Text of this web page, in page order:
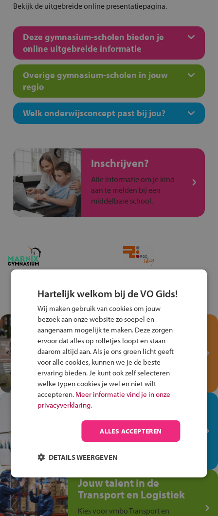
Bekijk de uitgebreide online presentatiepagina.
Deze gymnasium-scholen bieden je
online uitgebreide informatie
Overige gymnasium-scholen in jouw
regio
Welk onderwijsconcept past bij jou?
Inschrijven?
Alle informatie om je kind
aan te melden bij een
middelbare school.
Test je kennis met het
Fiets Veilig
Verkeersspel!
Speel het Fiets Veilig Verkeersspel
en win een Cortina-fiets!
In de winkel ben je op je
plek!
Ontdek via het vmbo jouw talent
op de winkelvloer, waar elke dag
anders is!
Jouw talent in de
Transport en Logistiek
Kies voor vmbo Transport en
Hartelijk welkom bij de VO Gids!
Wij maken gebruik van cookies om jouw
bezoek aan onze website zo soepel en
aangenaam mogelijk te maken. Deze zorgen
ervoor dat alles op rolletjes loopt en staan
daarom altijd aan. Als je ons groen licht geeft
voor alle cookies, kunnen we je de beste
ervaring bieden. Je kunt ook zelf selecteren
welke typen cookies je wel en niet wilt
accepteren. Meer informatie vind je in onze
privacyverklaring.
ALLES ACCEPTEREN
DETAILS WEERGEVEN